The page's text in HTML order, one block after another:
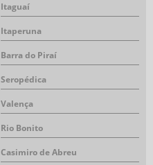
Itaguaí
Itaperuna
Barra do Piraí
Seropédica
Valença
Rio Bonito
Casimiro de Abreu